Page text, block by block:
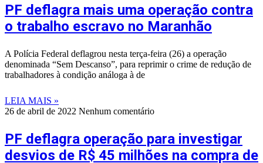
PF deflagra mais uma operação contra
o trabalho escravo no Maranhão
A Polícia Federal deflagrou nesta terça-feira (26) a operação
denominada “Sem Descanso”, para reprimir o crime de redução de
trabalhadores à condição análoga à de
LEIA MAIS »
26 de abril de 2022 Nenhum comentário
PF deflagra operação para investigar
desvios de R$ 45 milhões na compra de